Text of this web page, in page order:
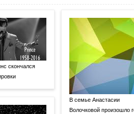
скончался
В семье Анастасии
Волочковой произошло